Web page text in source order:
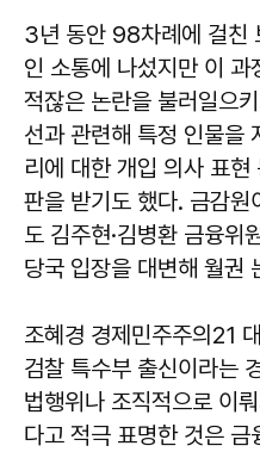
3년 동안 98차례에 걸친
인 소통에 나섰지만 이 과
적잖은 논란을 불러일으
선과 관련해 특정 인물을
리에 대한 개입 의사 표현
판을 받기도 했다. 금감원
도 김주현·김병환 금융위
당국 입장을 대변해 월권
조혜경 경제민주주의21
검찰 특수부 출신이라는
법행위나 조직적으로 이
다고 적극 표명한 것은